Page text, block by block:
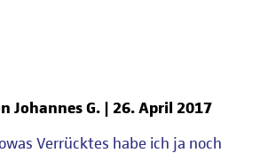
Johannes G. | 26. April 2017
Verrücktes habe ich ja noch